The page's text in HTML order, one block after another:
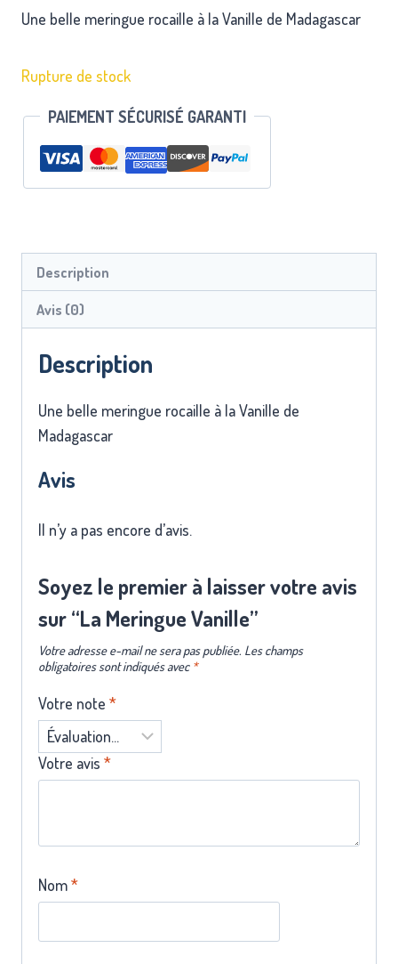
Une belle meringue rocaille à la Vanille de Madagascar
Rupture de stock
PAIEMENT SÉCURISÉ GARANTI
Description
Avis (0)
Description
Une belle meringue rocaille à la Vanille de
Madagascar
Avis
Il n’y a pas encore d’avis.
Soyez le premier à laisser votre avis
sur “La Meringue Vanille”
Votre adresse e-mail ne sera pas publiée. Les champs
obligatoires sont indiqués avec *
Votre note *
Votre avis *
Nom*